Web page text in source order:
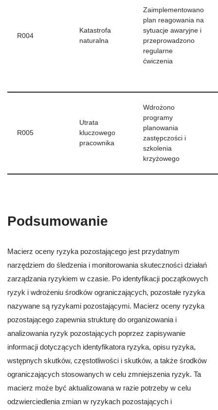
R004
Katastrofa
naturalna
Zaimplementowano
plan reagowania na
sytuacje awaryjne i
przeprowadzono
regularne
ćwiczenia
R005
Utrata
kluczowego
pracownika
Wdrożono
programy
planowania
zastępczości i
szkolenia
krzyżowego
Podsumowanie
Macierz oceny ryzyka pozostającego jest przydatnym
narzędziem do śledzenia i monitorowania skuteczności działań
zarządzania ryzykiem w czasie. Po identyfikacji początkowych
ryzyk i wdrożeniu środków ograniczających, pozostałe ryzyka
nazywane są ryzykami pozostającymi. Macierz oceny ryzyka
pozostającego zapewnia strukturę do organizowania i
analizowania ryzyk pozostających poprzez zapisywanie
informacji dotyczących identyfikatora ryzyka, opisu ryzyka,
wstępnych skutków, częstotliwości i skutków, a także środków
ograniczających stosowanych w celu zmniejszenia ryzyk. Ta
macierz może być aktualizowana w razie potrzeby w celu
odzwierciedlenia zmian w ryzykach pozostających i